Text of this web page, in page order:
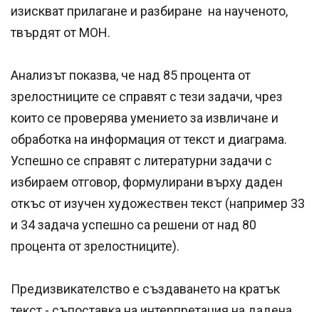
изискват прилагане и разбиране на наученото,
твърдят от МОН.
Анализът показва, че над 85 процента от
зрелостниците се справят с тези задачи, чрез
които се проверява умението за извличане и
обработка на информация от текст и диаграма.
Успешно се справят с литературни задачи с
избираем отговор, формулирани върху даден
откъс от изучен художествен текст (например 33
и 34 задача успешно са решени от над 80
процента от зрелостниците).
Предизвикателство е създаването на кратък